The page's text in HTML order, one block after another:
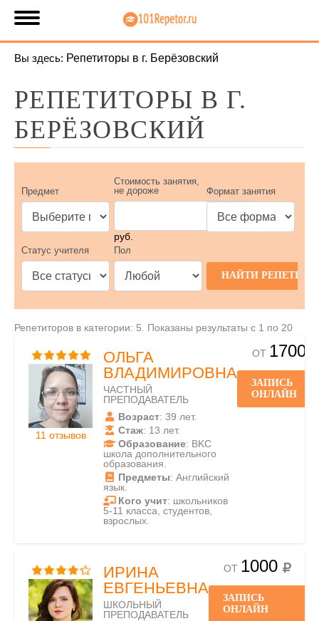
Вы здесь: Репетиторы в г. Берёзовский
РЕПЕТИТОРЫ В Г.
БЕРЁЗОВСКИЙ
Предмет
Стоимость занятия,
не дороже
руб.
Формат занятия
Статус учителя Пол
Репетиторов в категории: 5. Показаны результаты с 1 по 20
11 отзывов
ОЛЬГА
ВЛАДИМИРОВНА
ЧАСТНЫЙ
ПРЕПОДАВАТЕЛЬ
Возраст: 39 лет.
Стаж: 13 лет.
Образование: BKC
школа дополнительного
образования.
Предметы: Английский
язык.
Кого учит: школьников
5-11 класса, студентов,
взрослых.
ОТ 1700
ЗАПИСЬ
ОНЛАЙН
ИРИНА
ЕВГЕНЬЕВНА
ШКОЛЬНЫЙ
ПРЕПОДАВАТЕЛЬ
ОТ 1000
ЗАПИСЬ
ОНЛАЙН